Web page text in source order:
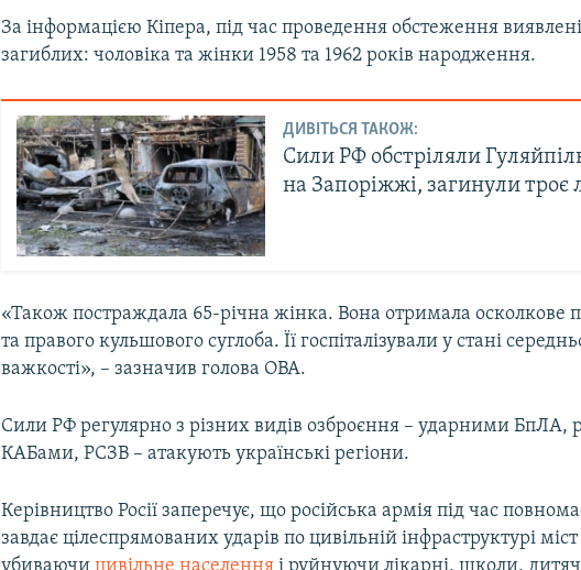
За інформацією Кіпера, під час проведення обстеження
загиблих: чоловіка та жінки 1958 та 1962 років народження.
ДИВІТЬСЯ ТАКОЖ:
Сили РФ обстріляли
на Запоріжжі, загинули троє
«Також постраждала 65-річна жінка. Вона отримала осколкове
та правого кульшового суглоба. Її госпіталізували у стані
важкості», – зазначив голова ОВА.
Сили РФ регулярно з різних видів озброєння – ударними БпЛА,
КАБами, РСЗВ – атакують українські регіони.
Керівництво Росії заперечує, що російська армія під час
завдає цілеспрямованих ударів по цивільній інфраструктурі міст